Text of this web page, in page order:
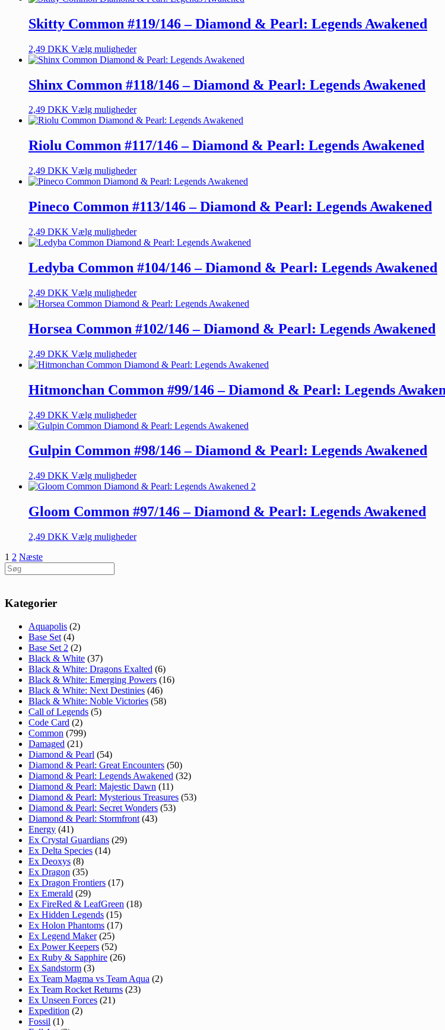
Skitty Common #119/146 – Diamond & Pearl: Legends Awakened
2,49 DKK Vælg muligheder
Shinx Common #118/146 – Diamond & Pearl: Legends Awakened
2,49 DKK Vælg muligheder
Riolu Common #117/146 – Diamond & Pearl: Legends Awakened
2,49 DKK Vælg muligheder
Pineco Common #113/146 – Diamond & Pearl: Legends Awakened
2,49 DKK Vælg muligheder
Ledyba Common #104/146 – Diamond & Pearl: Legends Awakened
2,49 DKK Vælg muligheder
Horsea Common #102/146 – Diamond & Pearl: Legends Awakened
2,49 DKK Vælg muligheder
Hitmonchan Common #99/146 – Diamond & Pearl: Legends
2,49 DKK Vælg muligheder
Gulpin Common #98/146 – Diamond & Pearl: Legends Awakened
2,49 DKK Vælg muligheder
Gloom Common #97/146 – Diamond & Pearl: Legends Awakened
2,49 DKK Vælg muligheder
Navigation
til
1 2 Næste
Søg
efter:
Kategorier
Aquapolis (2)
Base Set (4)
Base Set 2 (2)
Black & White (37)
Black & White: Dragons Exalted (6)
Black & White: Emerging Powers (16)
Black & White: Next Destinies (46)
Black & White: Noble Victories (58)
Call of Legends (5)
Code Card (2)
Common (799)
Damaged (21)
Diamond & Pearl (54)
Diamond & Pearl: Great Encounters (50)
Diamond & Pearl: Legends Awakened (32)
Diamond & Pearl: Majestic Dawn (11)
Diamond & Pearl: Mysterious Treasures (53)
Diamond & Pearl: Secret Wonders (53)
Diamond & Pearl: Stormfront (43)
Energy (41)
Ex Crystal Guardians (29)
Ex Delta Species (14)
Ex Deoxys (8)
Ex Dragon (35)
Ex Dragon Frontiers (17)
Ex Emerald (29)
Ex FireRed & LeafGreen (18)
Ex Hidden Legends (15)
Ex Holon Phantoms (17)
Ex Legend Maker (25)
Ex Power Keepers (52)
Ex Ruby & Sapphire (26)
Ex Sandstorm (3)
Ex Team Magma vs Team Aqua (2)
Ex Team Rocket Returns (23)
Ex Unseen Forces (21)
Expedition (2)
Fossil (1)